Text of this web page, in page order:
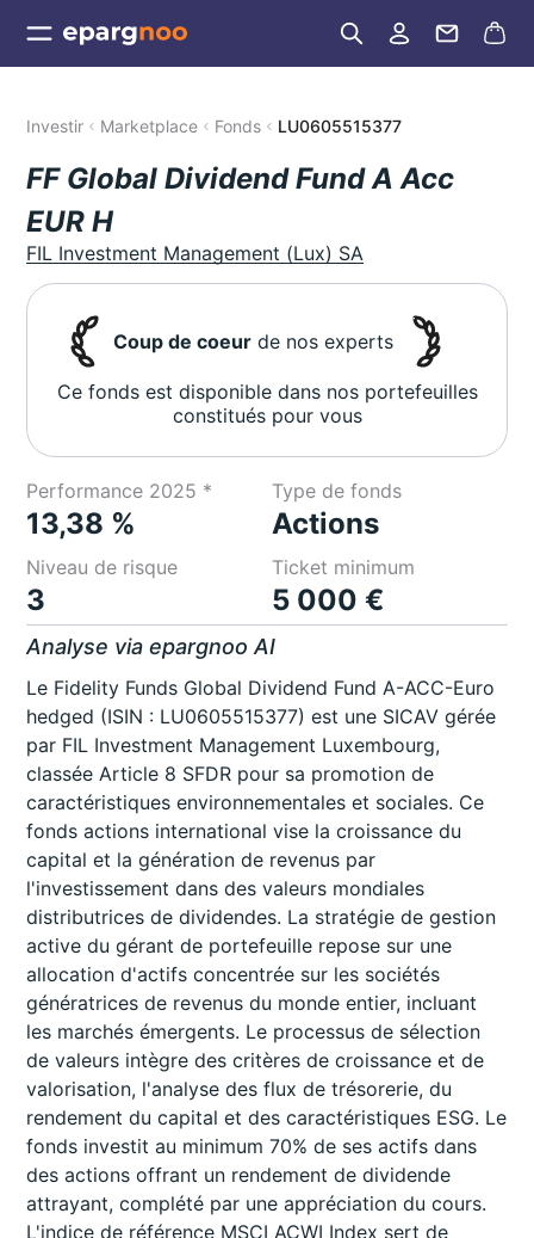
Investir Marketplace Fonds LU0605515377
FF Global Dividend Fund A Acc
EUR H
FIL Investment Management (Lux) SA
Coup de coeur de nos experts
Ce fonds est disponible dans nos portefeuilles
constitués pour vous
Performance 2025 *
13,38 %
Type de fonds
Actions
Niveau de risque
3
Ticket minimum
5 000 €
Analyse via epargnoo AI
Le Fidelity Funds Global Dividend Fund A-ACC-Euro
hedged (ISIN : LU0605515377) est une SICAV gérée
par FIL Investment Management Luxembourg,
classée Article 8 SFDR pour sa promotion de
caractéristiques environnementales et sociales. Ce
fonds actions international vise la croissance du
capital et la génération de revenus par
l'investissement dans des valeurs mondiales
distributrices de dividendes. La stratégie de gestion
active du gérant de portefeuille repose sur une
allocation d'actifs concentrée sur les sociétés
génératrices de revenus du monde entier, incluant
les marchés émergents. Le processus de sélection
de valeurs intègre des critères de croissance et de
valorisation, l'analyse des flux de trésorerie, du
rendement du capital et des caractéristiques ESG. Le
fonds investit au minimum 70% de ses actifs dans
des actions offrant un rendement de dividende
attrayant, complété par une appréciation du cours.
L'indice de référence MSCI ACWI Index sert de